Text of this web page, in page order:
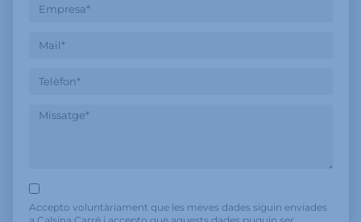
Accepto voluntàriament que les meves dades siguin enviades